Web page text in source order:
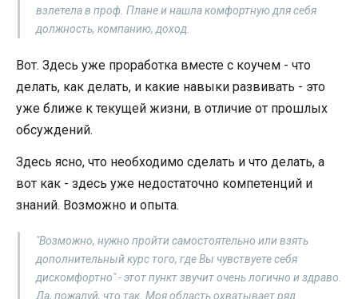
взлетела в проф. Плане и нашла комфортную для себя
должность, компанию, доход.
Вот. Здесь уже проработка вместе с коучем - что
делать, как делать, и какие навыки развивать - это
уже ближе к текущей жизни, в отличие от прошлых
обсуждений.
Здесь ясно, что необходимо сделать и что делать, а
вот как - здесь уже недостаточно компетенций и
знаний. Возможно и опыта.
"Возможно, нужно пройти самостоятельно или взять
дополнительный курс того, где Вы чувствуете себя
дискомфортно" - этот пункт звучит очень логично и здраво.
Да, пожалуй, что так. Моя область охватывает ряд